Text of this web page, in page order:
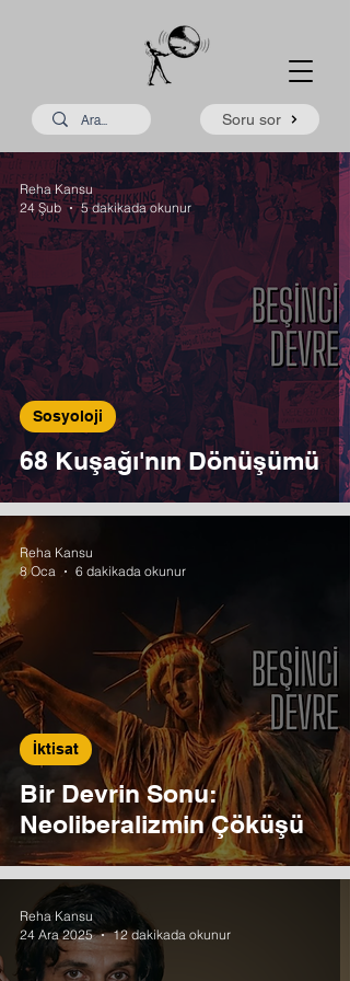
Soru sor
68 Kuşağı'nın Dönüşümü
Sosyoloji
Reha Kansu
24 Şub
5 dakikada okunur
Bir Devrin Sonu:
Neoliberalizmin Çöküşü
İktisat
Reha Kansu
8 Oca
6 dakikada okunur
Reha Kansu
24 Ara 2025
12 dakikada okunur